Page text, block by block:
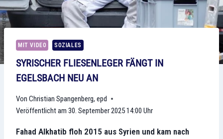
MIT VIDEO SOZIALES
SYRISCHER FLIESENLEGER FÄNGT IN
EGELSBACH NEU AN
Christian Spangenberg, epd
Veröffentlicht am 30. September 2025 14:00 Uhr
Fahad Alkhatib floh 2015 aus Syrien und kam nach